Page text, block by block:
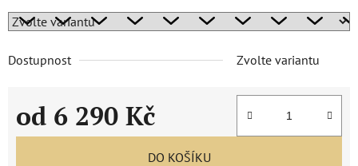
Dostupnost Zvolte variantu
od 6 290 Kč
Měrná cena:
DO KOŠÍKU